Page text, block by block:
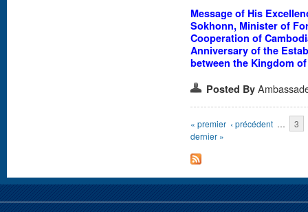
Message of His
Sokhonn, Minister of
Cooperation of
Anniversary of the
between the Kingdom
Posted By
Pages
« premier ‹ précédent …
3
dernier »